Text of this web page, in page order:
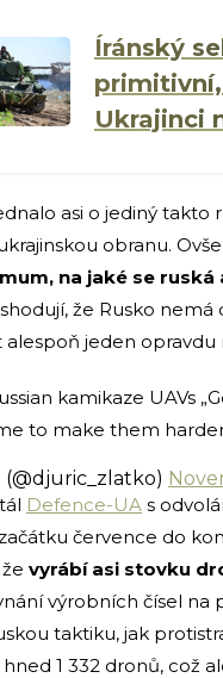
Íránský
Ukrajinci
asi o jediný takto
obranu.
na jaké se
že Rusko
alespoň jeden
kamikaze UAVs
to make them
Defence-UA s
července do
vyrábí asi stovku
výrobních čísel na
taktiku, jak
1 332 dronů, což